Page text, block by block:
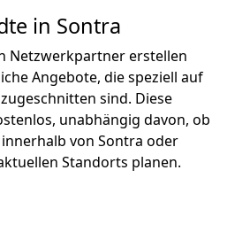
in Sontra
Netzwerkpartner erstellen
Angebote, die speziell auf
sind. Diese
unabhängig davon, ob
von Sontra oder
Standorts planen.